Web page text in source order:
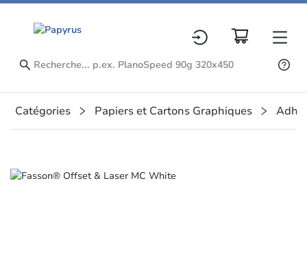
Catégories Papiers et Cartons Graphiques
Slide 1 of 1